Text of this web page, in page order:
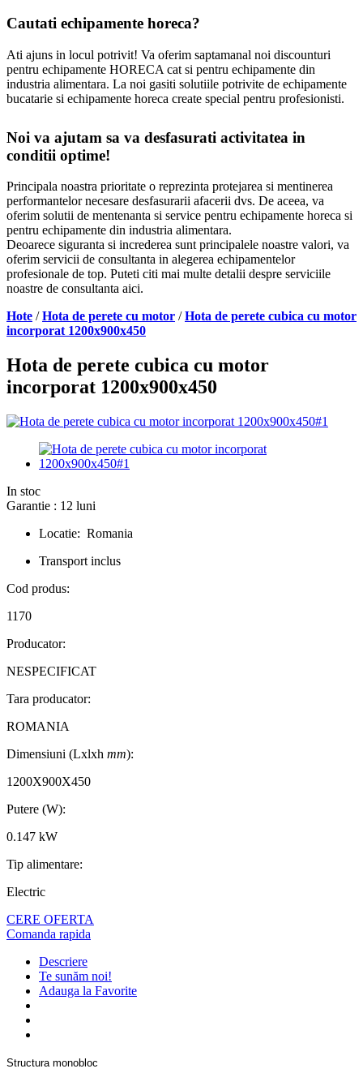
Cautati echipamente horeca?
Ati ajuns in locul potrivit! Va oferim saptamanal noi discounturi
pentru echipamente HORECA cat si pentru echipamente din
industria alimentara. La noi gasiti solutiile potrivite de echipamente
bucatarie si echipamente horeca create special pentru profesionisti.
Noi va ajutam sa va desfasurati activitatea in
conditii optime!
Principala noastra prioritate o reprezinta protejarea si mentinerea
performantelor necesare desfasurarii afacerii dvs. De aceea, va
oferim solutii de mentenanta si service pentru echipamente horeca si
pentru echipamente din industria alimentara.
Deoarece siguranta si increderea sunt principalele noastre valori, va
oferim servicii de consultanta in alegerea echipamentelor
profesionale de top. Puteti citi mai multe detalii despre serviciile
noastre de consultanta aici.
Hote /Hota de perete cu motor /Hota de perete cubica cu motor
incorporat 1200x900x450
Hota de perete cubica cu motor
incorporat 1200x900x450
In stoc
Garantie : 12 luni
Locatie: Romania
Transport inclus
Cod produs:
1170
Producator:
NESPECIFICAT
Tara producator:
ROMANIA
Dimensiuni (Lxlxh mm):
1200X900X450
Putere (W):
0.147 kW
Tip alimentare:
Electric
CERE OFERTA
Comanda rapida
Descriere
Te sunăm noi!
Adauga la Favorite
Structura monobloc